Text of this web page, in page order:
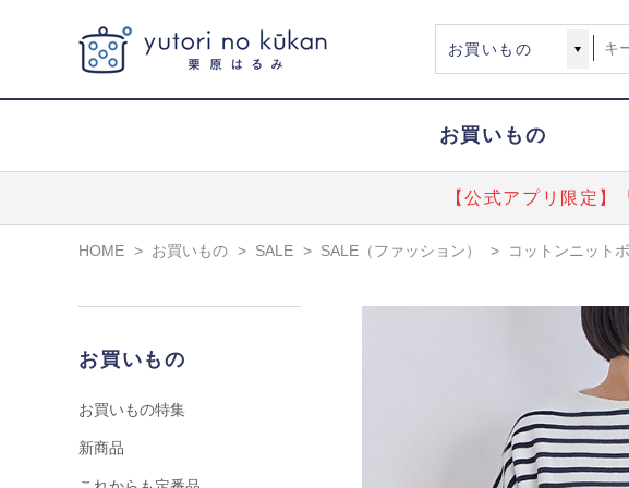
お買いもの
【公式アプリ限定
HOME > お買いもの > SALE > SALE（ファッション） > コットンニット
お買いもの
お買いもの特集
新商品